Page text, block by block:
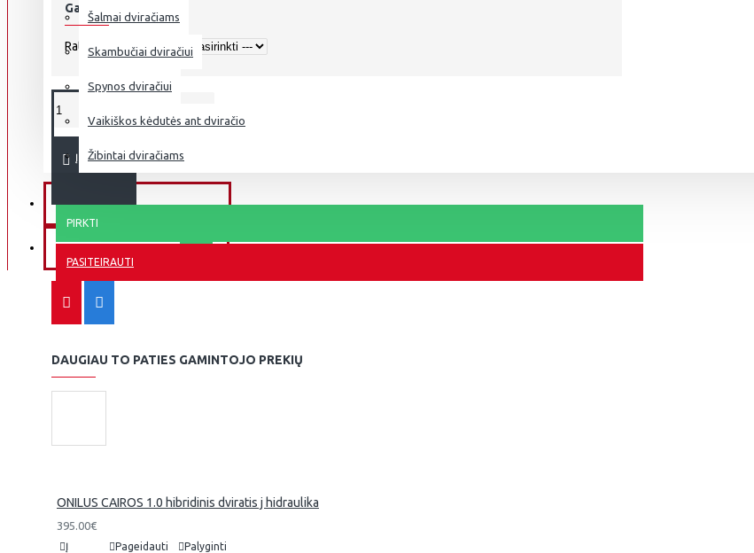
Šalmai dviračiams
Skambučiai dviračiui
Spynos dviračiui
Vaikiškos kėdutės ant dviračio
Žibintai dviračiams
DVIRAČIŲ REMONTAS
APIE DVIRAČIUS INFO
Galimi pasirinkimai
Ratų dydis
Į KREPŠELĮ
PIRKTI
PASITEIRAUTI
DAUGIAU TO PATIES GAMINTOJO PREKIŲ
ONILUS CAIROS 1.0 hibridinis dviratis j hidraulika
395.00€
Į
Pageidauti Palyginti